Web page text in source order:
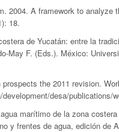
A framework to analyze
18.
de Yucatán: entre la
May F. (Eds.). México:
the 2011 revision.
desa/publications/
marítimo de la zona costera
y frentes de agua, edición